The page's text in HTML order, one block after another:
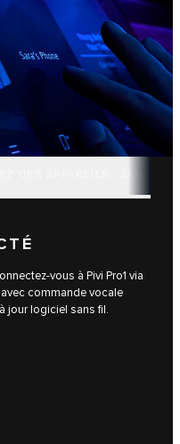
vous à Pivi Pro1 via
avec commande vocale
jour logiciel sans fil.